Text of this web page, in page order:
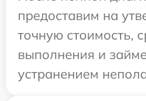
предоставим на
точную стоимость,
выполнения и
устранением